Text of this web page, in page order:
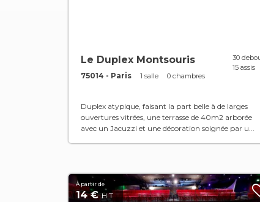
Le Duplex Montsouris
75014 - Paris 1 salle 0 chambres
30
15 assis
Duplex atypique, faisant la part belle à de larges
ouvertures vitrées, une terrasse de 40m2 arborée
avec un Jacuzzi et une décoration soignée par u...
À partir de
14 €H.T